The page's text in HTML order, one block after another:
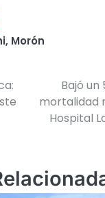
, Morón
Bajó un
mortalidad
Hospital